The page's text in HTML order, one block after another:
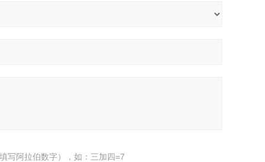
写阿拉伯数字），如：三加四=7